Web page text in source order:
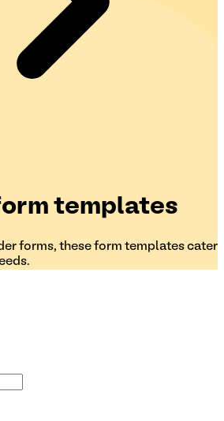
templates
forms, these form templates cater